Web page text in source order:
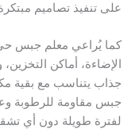
على تنفيذ تصاميم
كما يُراعي معلم جبس حي
الإضاءة، أماكن
جذاب يتناسب مع بقية
جبس مقاومة للرطوبة
لفترة طويلة دون أي